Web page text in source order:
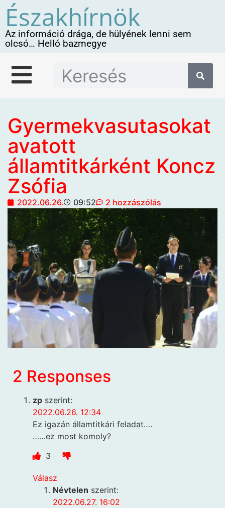
Északhírnök
Az információ drága, de hülyének lenni sem
olcsó… Helló bazmegye
Gyermekvasutasokat
avatott
államtitkárként Koncz
Zsófia
2022.06.26. 09:52 2 hozzászólás
2 Responses
zp szerint:
2022.06.26. 12:34
Ez igazán államtitkári feladat….
……ez most komoly?
3
Válasz
Névtelen szerint:
2022.06.27. 16:02